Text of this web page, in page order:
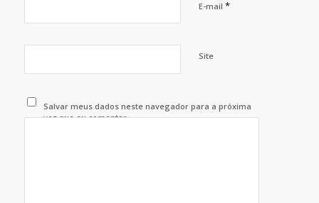
E-mail *
Site
Salvar meus dados neste navegador para a próxima
vez que eu comentar.